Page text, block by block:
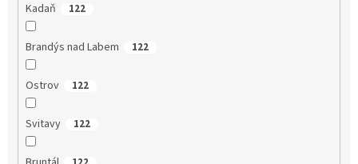
Kadaň 122
Brandýs nad Labem 122
Ostrov 122
Svitavy 122